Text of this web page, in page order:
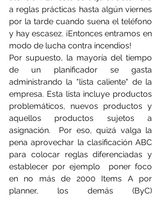
a reglas prácticas hasta algún viernes
por la tarde cuando suena el teléfono
y hay escasez. ¡Entonces entramos en
modo de lucha contra incendios!
Por supuesto, la mayoría del tiempo
de un planificador se gasta
administrando la "lista caliente" de la
empresa. Esta lista incluye productos
problemáticos, nuevos productos y
aquellos productos sujetos a
asignación.  Por eso, quizá valga la
pena aprovechar la clasificación ABC
para colocar reglas diferenciadas y
establecer por ejemplo  poner foco
en no más de 2000 Items A por
planner, los demás (ByC)